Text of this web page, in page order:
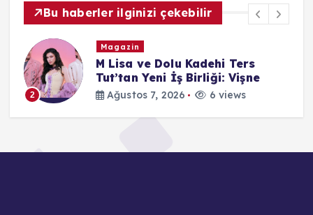
Bu haberler ilginizi çekebilir
2
Magazin
M Lisa ve Dolu Kadehi Ters
Tut’tan Yeni İş Birliği: Vişne
Ağustos 7, 2026 6 views